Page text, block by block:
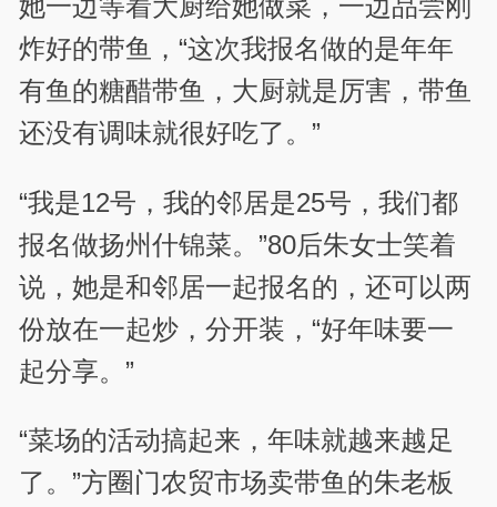
她一边等着大厨给她做菜，一边品尝刚
炸好的带鱼，“这次我报名做的是年年
有鱼的糖醋带鱼，大厨就是厉害，带鱼
还没有调味就很好吃了。”
“我是12号，我的邻居是25号，我们都
报名做扬州什锦菜。”80后朱女士笑着
说，她是和邻居一起报名的，还可以两
份放在一起炒，分开装，“好年味要一
起分享。”
“菜场的活动搞起来，年味就越来越足
了。”方圈门农贸市场卖带鱼的朱老板